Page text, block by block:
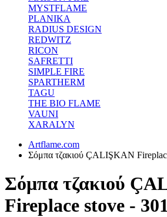
MYSTFLAME
PLANIKA
RADIUS DESIGN
REDWITZ
RICON
SAFRETTI
SIMPLE FIRE
SPARTHERM
TAGU
THE BIO FLAME
VAUNI
XARALYN
Artflame.com
Σόμπα τζακιού ÇALIŞKAN
Σόμπα τζακιού
Fireplace stove -